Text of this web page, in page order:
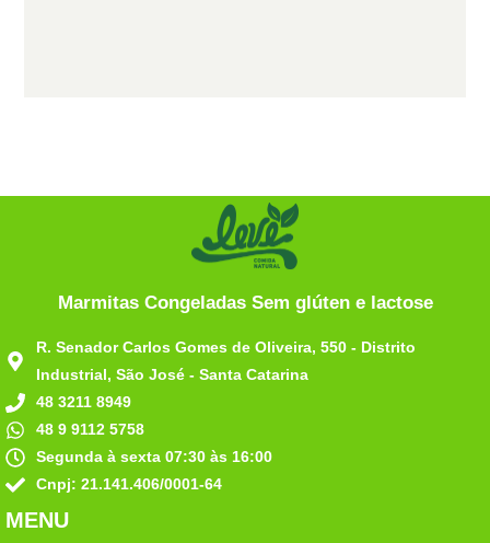
Marmitas Congeladas Sem glúten e lactose
R. Senador Carlos Gomes de Oliveira, 550 - Distrito
Industrial, São José - Santa Catarina
48 3211 8949
48 9 9112 5758
Segunda à sexta 07:30 às 16:00
Cnpj: 21.141.406/0001-64
MENU